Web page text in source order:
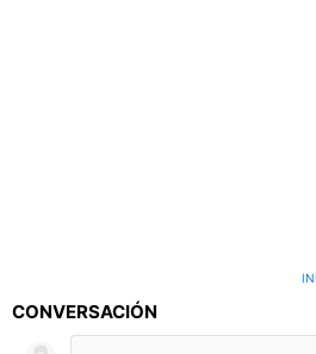
CONVERSACIÓN